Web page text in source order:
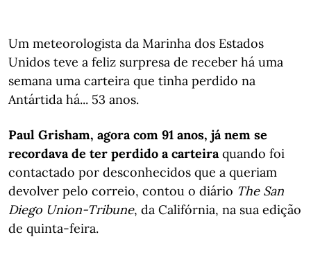
Um meteorologista da Marinha dos Estados
Unidos teve a feliz surpresa de receber há uma
semana uma carteira que tinha perdido na
Antártida há... 53 anos.
Paul Grisham, agora com 91 anos, já nem se
recordava de ter perdido a carteiraquando foi
contactado por desconhecidos que a queriam
devolver pelo correio, contou o diário The San
Diego Union-Tribune, da Califórnia, na sua edição
de quinta-feira.